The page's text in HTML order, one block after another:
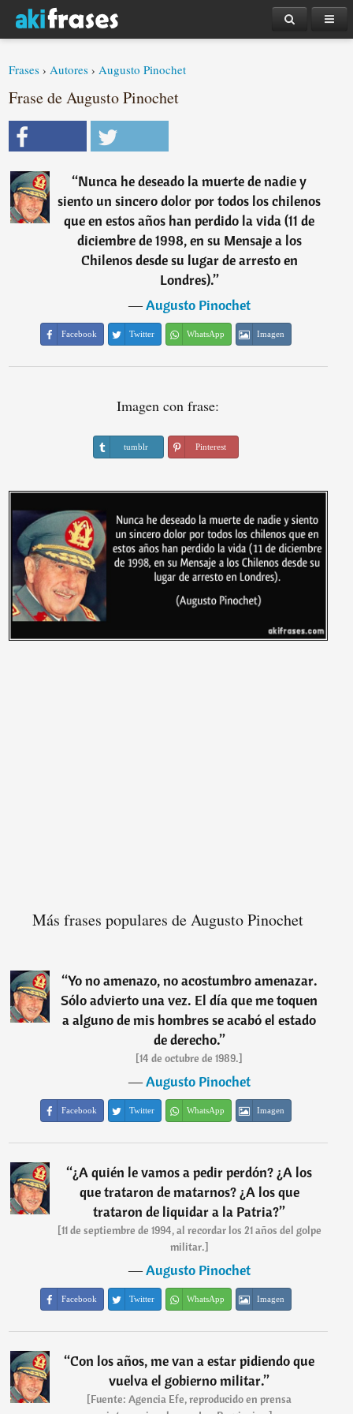
Frases ›Autores ›Augusto Pinochet
Frase de Augusto Pinochet
“Nunca he deseado la muerte de nadie y
siento un sincero dolor por todos los chilenos
que en estos años han perdido la vida (11 de
diciembre de 1998, en su Mensaje a los
Chilenos desde su lugar de arresto en
Londres).”
―Augusto Pinochet
Facebook Twitter WhatsApp Imagen
Imagen con frase:
tumblr Pinterest
Más frases populares de Augusto Pinochet
“Yo no amenazo, no acostumbro amenazar.
Sólo advierto una vez. El día que me toquen
a alguno de mis hombres se acabó el estado
de derecho.”
[14 de octubre de 1989.]
―Augusto Pinochet
Facebook Twitter WhatsApp Imagen
“¿A quién le vamos a pedir perdón? ¿A los
que trataron de matarnos? ¿A los que
trataron de liquidar a la Patria?”
[11 de septiembre de 1994, al recordar los 21 años del golpe
militar.]
―Augusto Pinochet
Facebook Twitter WhatsApp Imagen
“Con los años, me van a estar pidiendo que
vuelva el gobierno militar.”
[Fuente: Agencia Efe, reproducido en prensa